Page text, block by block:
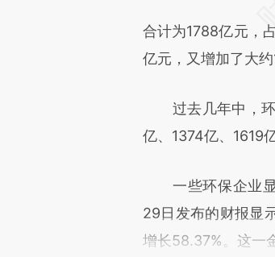
合计为1788亿元，
亿元，又增加了大约
过去几年中，环
亿、1374亿、1619
一些环保企业显
29日发布的财报显
增长58.37%。这一